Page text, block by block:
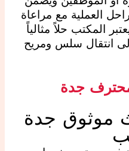
العملية مع مراعاة
المكتب حلاً مثالياً
انتقال سلس ومريح
جدة
موثوق جدة